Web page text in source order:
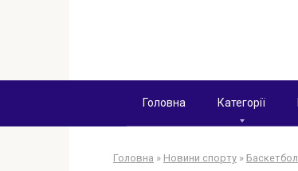
Головна Категорії
Головна » Новини спорту » Баскетбол